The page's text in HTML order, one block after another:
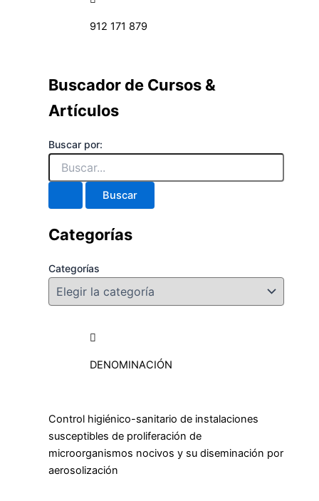
912 171 879
Buscador de Cursos &
Artículos
Buscar por:
Categorías
Categorías
DENOMINACIÓN
Control higiénico-sanitario de instalaciones
susceptibles de proliferación de
microorganismos nocivos y su diseminación por
aerosolización